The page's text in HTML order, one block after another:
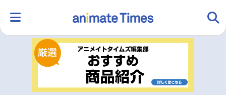
ランキング アニメ